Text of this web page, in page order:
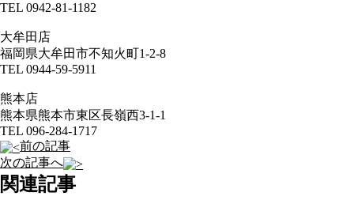
TEL 0942-81-1182
大牟田店
福岡県大牟田市不知火町1-2-8
TEL 0944-59-5911
熊本店
熊本県熊本市東区長嶺西3-1-1
TEL 096-284-1717
前の記事
次の記事へ
関連記事